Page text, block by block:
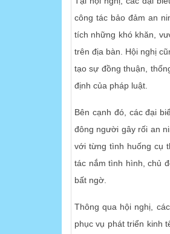
công tác bảo đảm an
tích những khó khăn,
trên địa bàn. Hội nghị
tạo sự đồng thuận,
định của pháp luật.
Bên cạnh đó, các đại
đông người gây rối an
với từng tình huống cụ
tác nắm tình hình, chủ
bất ngờ.
Thông qua hội nghị,
phục vụ phát triển kinh